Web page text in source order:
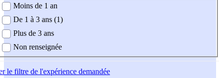
demandée
Moins de 1 an
De 1 à 3 ans (1)
Plus de 3 ans
Non renseignée
le filtre de l'expérience demandée